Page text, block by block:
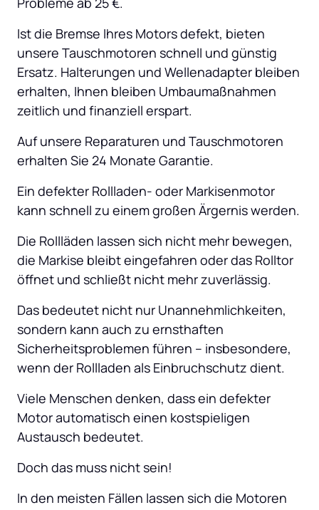
Ist die Bremse Ihres Motors defekt, bieten
unsere Tauschmotoren schnell und günstig
Ersatz. Halterungen und Wellenadapter bleiben
erhalten, Ihnen bleiben Umbaumaßnahmen
zeitlich und finanziell erspart.
Auf unsere Reparaturen und Tauschmotoren
erhalten Sie 24 Monate Garantie.
Ein defekter Rollladen- oder Markisenmotor
Die Rollläden lassen sich nicht mehr bewegen,
die Markise bleibt eingefahren oder das Rolltor
öffnet und schließt nicht mehr zuverlässig.
Das bedeutet nicht nur Unannehmlichkeiten,
sondern kann auch zu ernsthaften
Sicherheitsproblemen führen – insbesondere,
wenn der Rollladen als Einbruchschutz dient.
Viele Menschen denken, dass ein defekter
Motor automatisch einen kostspieligen
Austausch bedeutet.
Doch das muss nicht sein!
In den meisten Fällen lassen sich die Motoren